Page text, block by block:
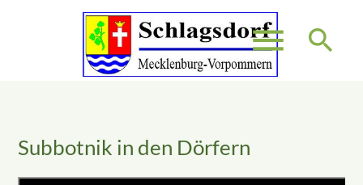
menu search
Subbotnik in den Dörfern